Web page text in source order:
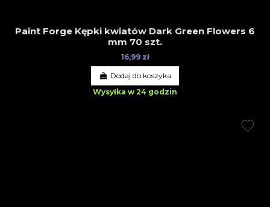
Paint Forge Kępki kwiatów Dark Green Flowers 6
mm 70 szt.
16,99 zł
Dodaj do koszyka
Wysyłka w 24 godzin